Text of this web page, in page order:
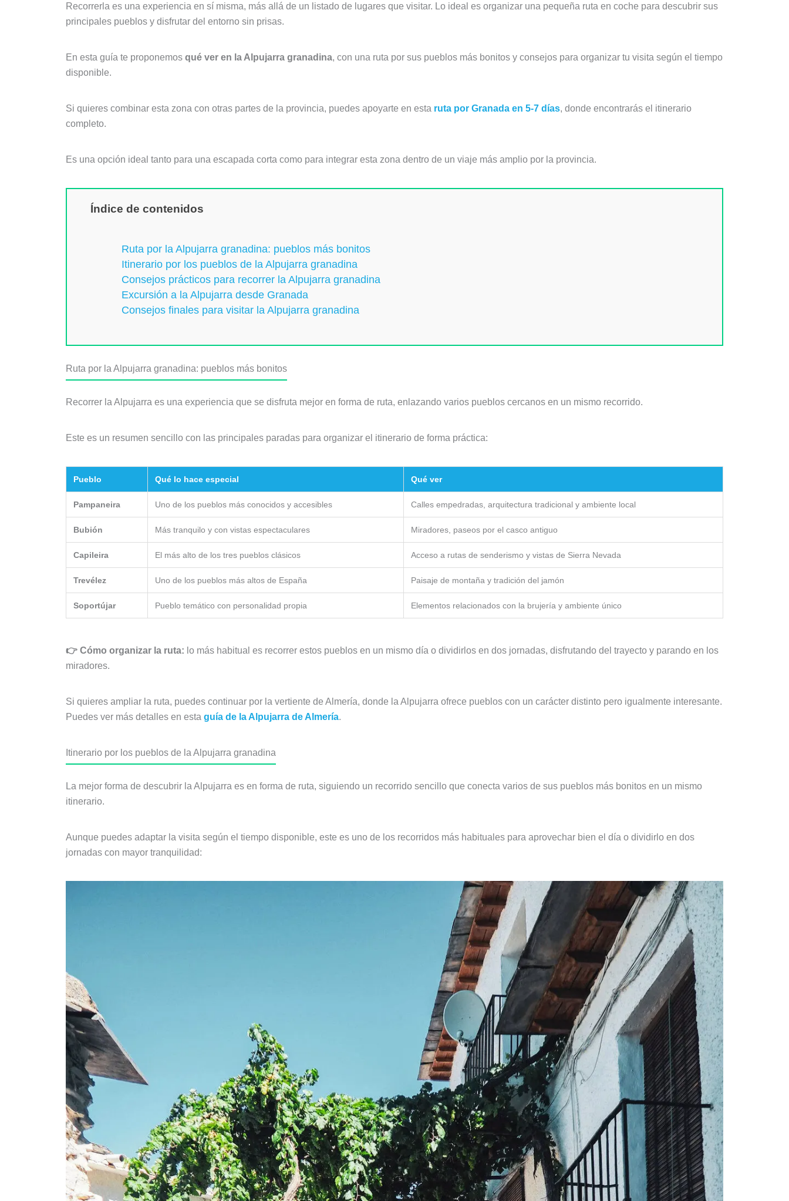
Recorrerla es una experiencia en sí misma, más allá de un listado de lugares que visitar. Lo ideal es organizar una pequeña ruta en coche para descubrir sus
principales pueblos y disfrutar del entorno sin prisas.
En esta guía te proponemos qué ver en la Alpujarra granadina, con una ruta por sus pueblos más bonitos y consejos para organizar tu visita según el tiempo
disponible.
Si quieres combinar esta zona con otras partes de la provincia, puedes apoyarte en esta ruta por Granada en 5‑7 días, donde encontrarás el itinerario
completo.
Es una opción ideal tanto para una escapada corta como para integrar esta zona dentro de un viaje más amplio por la provincia.
Índice de contenidos
Ruta por la Alpujarra granadina: pueblos más bonitos
Itinerario por los pueblos de la Alpujarra granadina
Consejos prácticos para recorrer la Alpujarra granadina
Excursión a la Alpujarra desde Granada
Consejos finales para visitar la Alpujarra granadina
Ruta por la Alpujarra granadina: pueblos más bonitos
Recorrer la Alpujarra es una experiencia que se disfruta mejor en forma de ruta, enlazando varios pueblos cercanos en un mismo recorrido.
Este es un resumen sencillo con las principales paradas para organizar el itinerario de forma práctica:
Pueblo Qué lo hace especial Qué ver
Pampaneira Uno de los pueblos más conocidos y accesibles Calles empedradas, arquitectura tradicional y ambiente local
Bubión Más tranquilo y con vistas espectaculares Miradores, paseos por el casco antiguo
Capileira El más alto de los tres pueblos clásicos Acceso a rutas de senderismo y vistas de Sierra Nevada
Trevélez Uno de los pueblos más altos de España Paisaje de montaña y tradición del jamón
Soportújar Pueblo temático con personalidad propia Elementos relacionados con la brujería y ambiente único
👉 Cómo organizar la ruta: lo más habitual es recorrer estos pueblos en un mismo día o dividirlos en dos jornadas, disfrutando del trayecto y parando en los
miradores.
Si quieres ampliar la ruta, puedes continuar por la vertiente de Almería, donde la Alpujarra ofrece pueblos con un carácter distinto pero igualmente interesante.
Puedes ver más detalles en esta guía de la Alpujarra de Almería.
Itinerario por los pueblos de la Alpujarra granadina
La mejor forma de descubrir la Alpujarra es en forma de ruta, siguiendo un recorrido sencillo que conecta varios de sus pueblos más bonitos en un mismo
itinerario.
Aunque puedes adaptar la visita según el tiempo disponible, este es uno de los recorridos más habituales para aprovechar bien el día o dividirlo en dos
jornadas con mayor tranquilidad: